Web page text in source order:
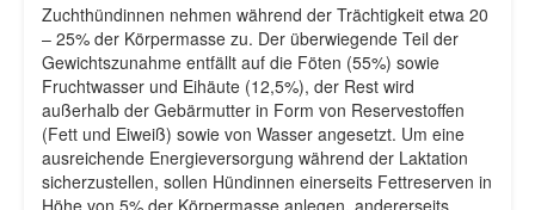
Zuchthündinnen nehmen während der Trächtigkeit etwa 20
– 25% der Körpermasse zu. Der überwiegende Teil der
Gewichtszunahme entfällt auf die Föten (55%) sowie
Fruchtwasser und Eihäute (12,5%), der Rest wird
außerhalb der Gebärmutter in Form von Reservestoffen
(Fett und Eiweiß) sowie von Wasser angesetzt. Um eine
ausreichende Energieversorgung während der Laktation
sicherzustellen, sollen Hündinnen einerseits Fettreserven in
Höhe von 5% der Körpermasse anlegen, andererseits